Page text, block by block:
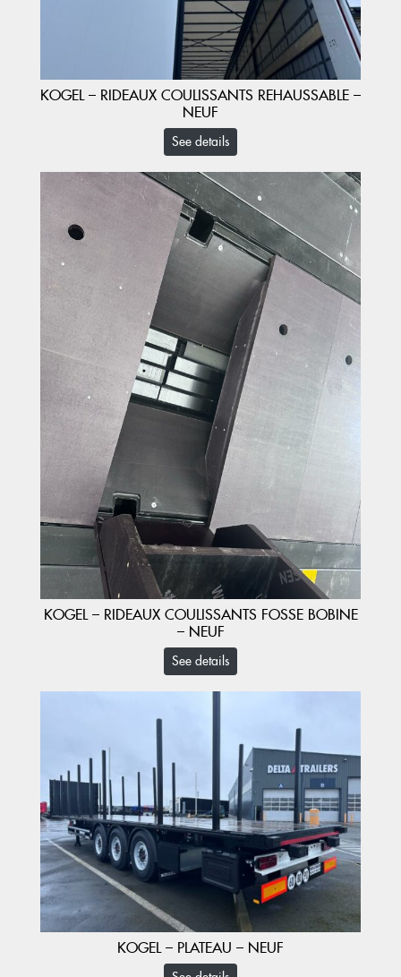
KOGEL – RIDEAUX COULISSANTS REHAUSSABLE –
NEUF
See details
KOGEL – RIDEAUX COULISSANTS FOSSE BOBINE
– NEUF
See details
KOGEL – PLATEAU – NEUF